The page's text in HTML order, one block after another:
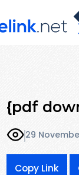
{pdf
29
Copy Link